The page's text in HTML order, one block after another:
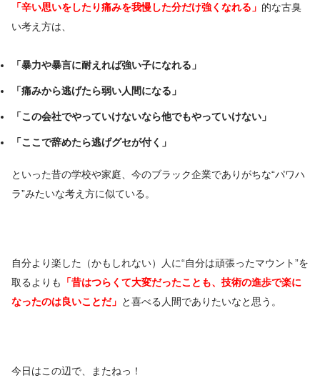
「辛い思いをしたり痛みを我慢した分だけ強くなれる」 的な古臭
い考え方は、
「暴力や暴言に耐えれば強い子になれる」
「痛みから逃げたら弱い人間になる」
「この会社でやっていけないなら他でもやっていけない」
「ここで辞めたら逃げグセが付く」
といった昔の学校や家庭、今のブラック企業でありがちな“パワハ
ラ”みたいな考え方に似ている。
自分より楽した（かもしれない）人に“自分は頑張ったマウント”を
取るよりも
「昔はつらくて大変だったことも、技術の進歩で楽に
なったのは良いことだ」 と喜べる人間でありたいなと思う。
今日はこの辺で、またねっ！